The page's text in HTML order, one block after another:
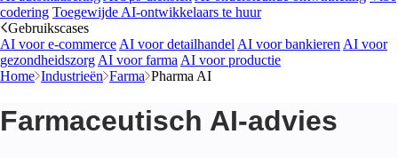
codering Toegewijde AI-ontwikkelaars te huur
Gebruikscases
AI voor e-commerce AI voor detailhandel AI voor bankieren AI voor
gezondheidszorg AI voor farma AI voor productie
Home Industrieën Farma Pharma AI
Farmaceutisch AI-advies